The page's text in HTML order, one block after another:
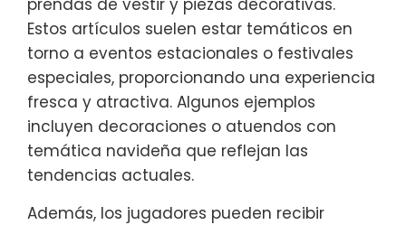
prendas de vestir y piezas decorativas.
Estos artículos suelen estar temáticos en
torno a eventos estacionales o festivales
especiales, proporcionando una experiencia
fresca y atractiva. Algunos ejemplos
incluyen decoraciones o atuendos con
temática navideña que reflejan las
tendencias actuales.
Además, los jugadores pueden recibir